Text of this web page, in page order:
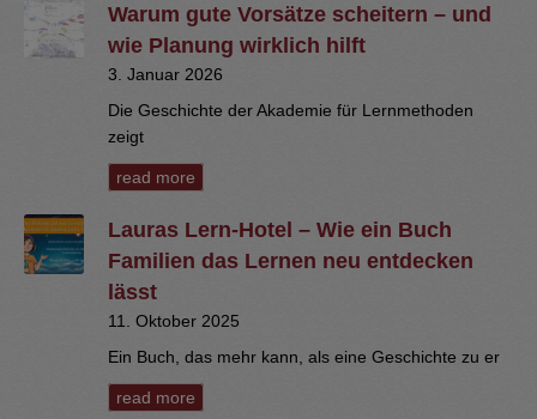
Warum gute Vorsätze scheitern – und
wie Planung wirklich hilft
3. Januar 2026
Die Geschichte der Akademie für Lernmethoden
zeigt
read more
Lauras Lern-Hotel – Wie ein Buch
Familien das Lernen neu entdecken
lässt
11. Oktober 2025
Ein Buch, das mehr kann, als eine Geschichte zu er
read more